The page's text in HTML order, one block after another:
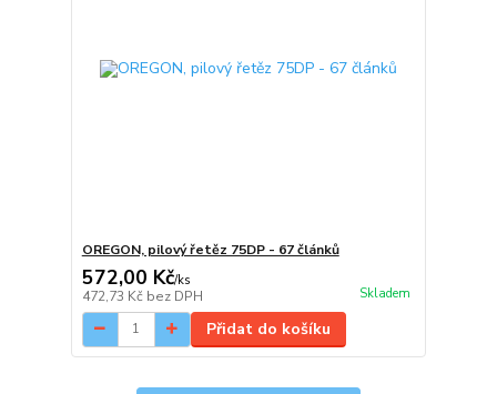
OREGON, pilový řetěz 75DP - 67 článků
572,00 Kč/ks
472,73 Kč bez DPH Skladem
Přidat do košíku